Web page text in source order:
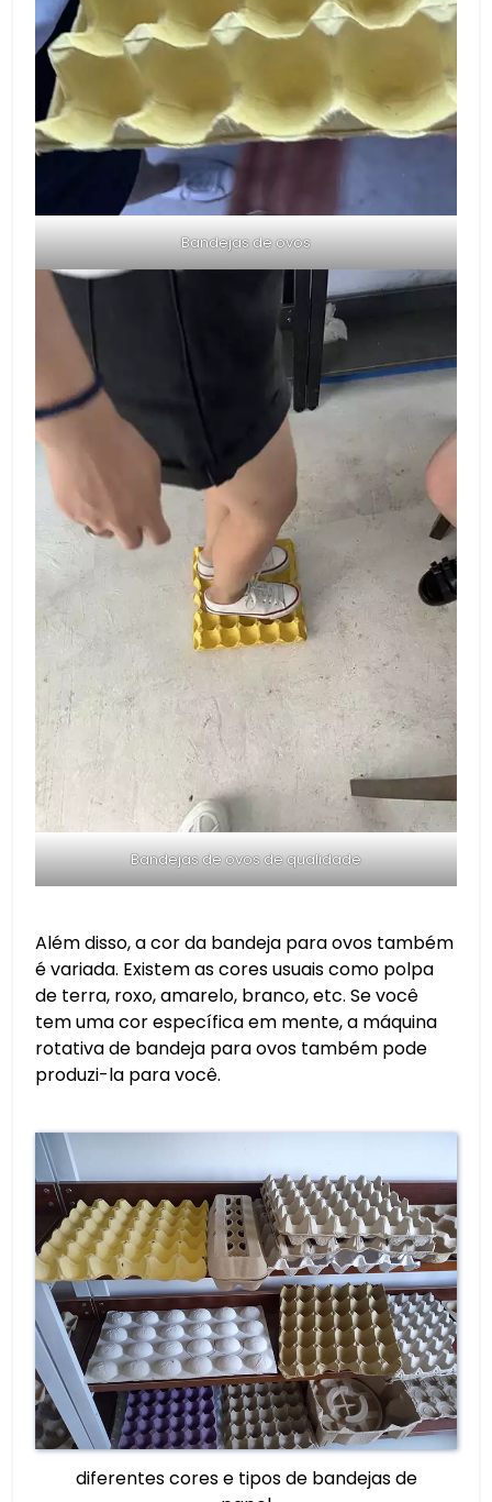
Bandejas de ovos
Bandejas de ovos de qualidade
Além disso, a cor da bandeja para ovos também
é variada. Existem as cores usuais como polpa
de terra, roxo, amarelo, branco, etc. Se você
tem uma cor específica em mente, a máquina
rotativa de bandeja para ovos também pode
produzi-la para você.
diferentes cores e tipos de bandejas de